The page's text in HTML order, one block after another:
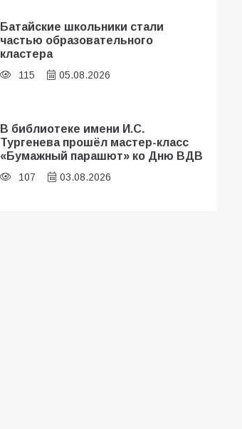
Батайские школьники стали
частью образовательного
кластера
115 05.08.2026
В библиотеке имени И.С.
Тургенева прошёл мастер-класс
«Бумажный парашют» ко Дню ВДВ
107 03.08.2026